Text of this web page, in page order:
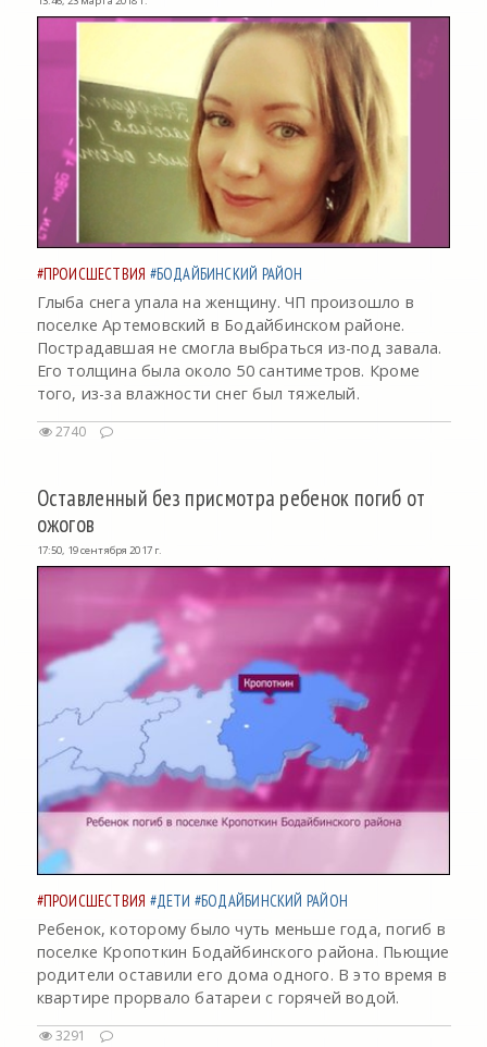
#ПРОИСШЕСТВИЯ #БОДАЙБИНСКИЙ РАЙОН
Глыба снега упала на женщину. ЧП произошло в
поселке Артемовский в Бодайбинском районе.
Пострадавшая не смогла выбраться из-под завала.
Его толщина была около 50 сантиметров. Кроме
того, из-за влажности снег был тяжелый.
2740
Оставленный без присмотра ребенок погиб от
ожогов
17:50, 19 сентября 2017 г.
#ПРОИСШЕСТВИЯ #ДЕТИ #БОДАЙБИНСКИЙ РАЙОН
Ребенок, которому было чуть меньше года, погиб в
поселке Кропоткин Бодайбинского района. Пьющие
родители оставили его дома одного. В это время в
квартире прорвало батареи с горячей водой.
3291